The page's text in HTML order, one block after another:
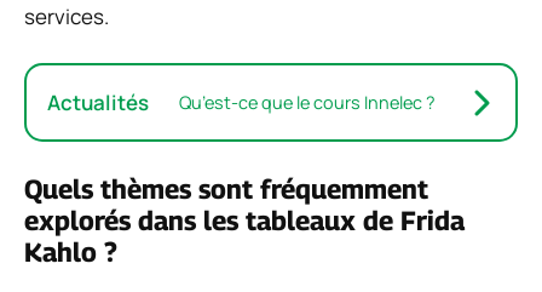
services.
Actualités Qu’est-ce que le cours Innelec ?
Quels thèmes sont fréquemment
explorés dans les tableaux de Frida
Kahlo ?